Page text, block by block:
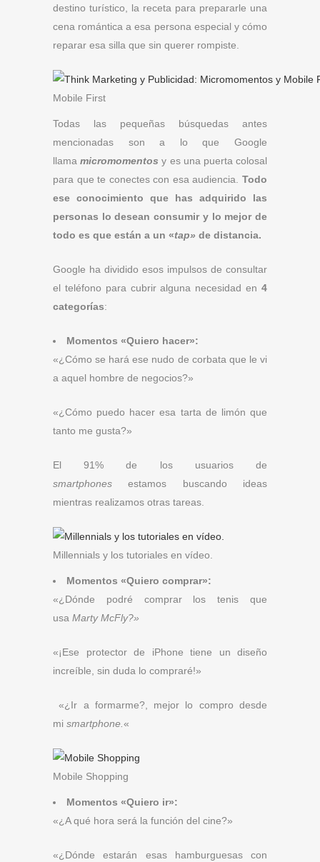
destino turístico, la receta para prepararle una
cena romántica a esa persona especial y cómo
reparar esa silla que sin querer rompiste.
Mobile First
Todas las pequeñas búsquedas antes
mencionadas son a lo que Google
llamamicromomentos y es una puerta colosal
para que te conectes con esa audiencia.
Todo
ese conocimiento que has adquirido las
personas lo desean consumir y lo mejor de
todo es que están a un «tap» de distancia.
Google ha dividido esos impulsos de consultar
el teléfono para cubrir alguna necesidad en 4
categorías:
Momentos «Quiero hacer»:
«¿Cómo se hará ese nudo de corbata que le vi
a aquel hombre de negocios?»
«¿Cómo puedo hacer esa tarta de limón que
tanto me gusta?»
El 91% de los usuarios de
smartphones estamos buscando ideas
mientras realizamos otras tareas.
Millennials y los tutoriales en vídeo.
Momentos «Quiero comprar»:
«¿Dónde podré comprar los tenis que
usa Marty McFly?»
«¡Ese protector de iPhone tiene un diseño
increíble, sin duda lo compraré!»
«¿Ir a formarme?, mejor lo compro desde
mi smartphone. «
Mobile Shopping
Momentos «Quiero ir»:
«¿A qué hora será la función del cine?»
«¿Dónde estarán esas hamburguesas con